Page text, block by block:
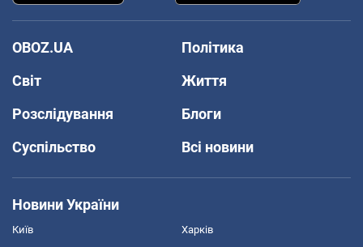
OBOZ.UA
Політика
Світ
Життя
Розслідування
Блоги
Суспільство
Всі новини
Новини України
Київ Харків